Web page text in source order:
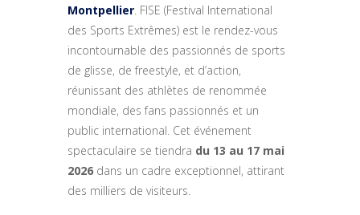
Montpellier. FISE (Festival International
des Sports Extrêmes) est le rendez-vous
incontournable des passionnés de sports
de glisse, de freestyle, et d’action,
réunissant des athlètes de renommée
mondiale, des fans passionnés et un
public international. Cet événement
spectaculaire se tiendra du 13 au 17 mai
2026 dans un cadre exceptionnel, attirant
des milliers de visiteurs.